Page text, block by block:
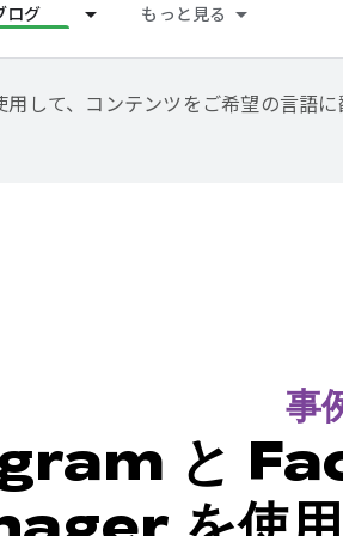
ログ もっと見る
して、コンテンツをご希望の言語
事
と